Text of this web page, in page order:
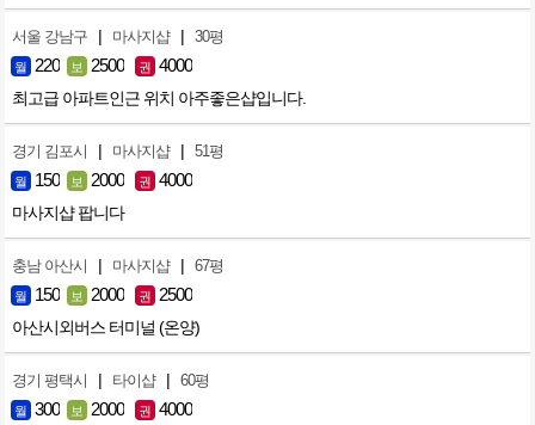
서울 강남구 | 마사지샵 | 30평
월 220 보 2500 권 4000
최고급 아파트인근 위치 아주좋은샵입니다.
경기 김포시 | 마사지샵 | 51평
월 150 보 2000 권 4000
마사지샵 팝니다
충남 아산시 | 마사지샵 | 67평
월 150 보 2000 권 2500
아산시외버스 터미널 (온양)
경기 평택시 | 타이샵 | 60평
월 300 보 2000 권 4000